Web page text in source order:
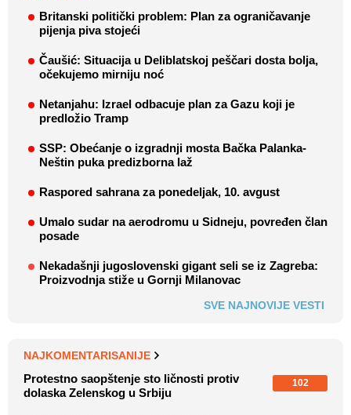
Britanski politički problem: Plan za ograničavanje
pijenja piva stojeći
Čaušić: Situacija u Deliblatskoj peščari dosta bolja,
očekujemo mirniju noć
Netanjahu: Izrael odbacuje plan za Gazu koji je
predložio Tramp
SSP: Obećanje o izgradnji mosta Bačka Palanka-
Neštin puka predizborna laž
Raspored sahrana za ponedeljak, 10. avgust
Umalo sudar na aerodromu u Sidneju, povređen član
posade
Nekadašnji jugoslovenski gigant seli se iz Zagreba:
Proizvodnja stiže u Gornji Milanovac
SVE NAJNOVIJE VESTI
NAJKOMENTARISANIJE
Protestno saopštenje sto ličnosti protiv
dolaska Zelenskog u Srbiju
102